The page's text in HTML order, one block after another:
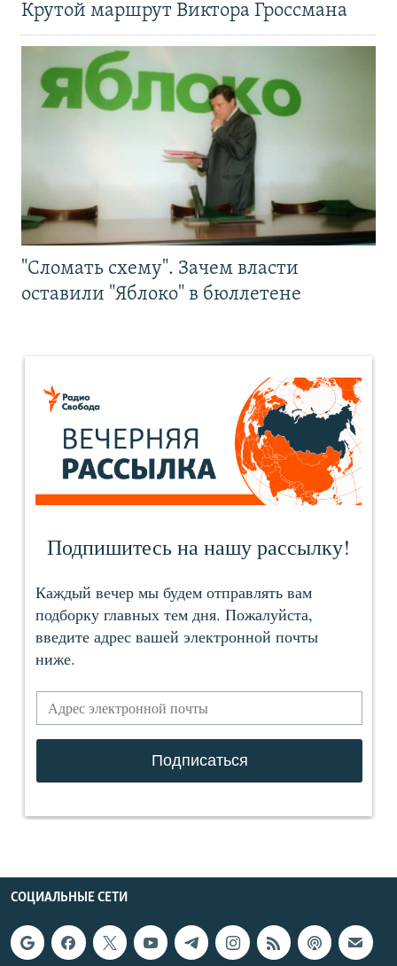
Крутой маршрут Виктора Гроссмана
"Сломать схему". Зачем власти
оставили "Яблоко" в бюллетене
СОЦИАЛЬНЫЕ СЕТИ